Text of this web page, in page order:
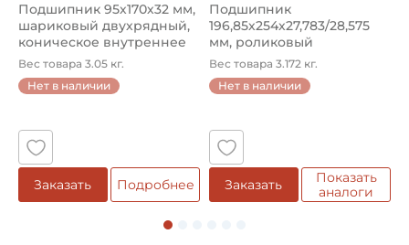
Материал:
Страна происхождения:
Подшипник 95х170х32 мм,
шариковый двухрядный,
коническое внутреннее
кол...
Вес товара 3.05 кг.
Нет в наличии
Заказать Подробнее
Подшипник
196,85х254х27,783/28,575
мм, роликовый
однорядный конический
...
Вес товара 3.172 кг.
Нет в наличии
Заказать
Показать
аналоги